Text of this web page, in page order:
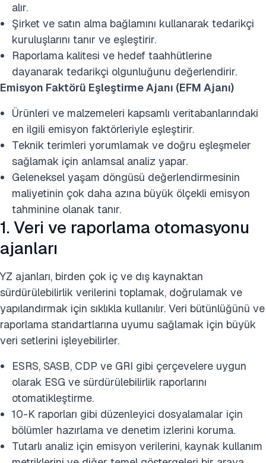
alır.
Şirket ve satın alma bağlamını kullanarak tedarikçi
kuruluşlarını tanır ve eşleştirir.
Raporlama kalitesi ve hedef taahhütlerine
dayanarak tedarikçi olgunluğunu değerlendirir.
Emisyon Faktörü Eşleştirme Ajanı (EFM Ajanı)
Ürünleri ve malzemeleri kapsamlı veritabanlarındaki
en ilgili emisyon faktörleriyle eşleştirir.
Teknik terimleri yorumlamak ve doğru eşleşmeler
sağlamak için anlamsal analiz yapar.
Geleneksel yaşam döngüsü değerlendirmesinin
maliyetinin çok daha azına büyük ölçekli emisyon
tahminine olanak tanır.
1. Veri ve raporlama otomasyonu
ajanları
YZ ajanları, birden çok iç ve dış kaynaktan
sürdürülebilirlik verilerini toplamak, doğrulamak ve
yapılandırmak için sıklıkla kullanılır. Veri bütünlüğünü ve
raporlama standartlarına uyumu sağlamak için büyük
veri setlerini işleyebilirler.
ESRS, SASB, CDP ve GRI gibi çerçevelere uygun
olarak ESG ve sürdürülebilirlik raporlarını
otomatikleştirme.
10-K raporları gibi düzenleyici dosyalamalar için
bölümler hazırlama ve denetim izlerini koruma.
Tutarlı analiz için emisyon verilerini, kaynak kullanım